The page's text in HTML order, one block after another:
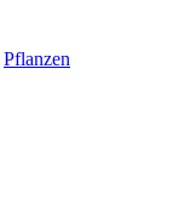
Pflanzen